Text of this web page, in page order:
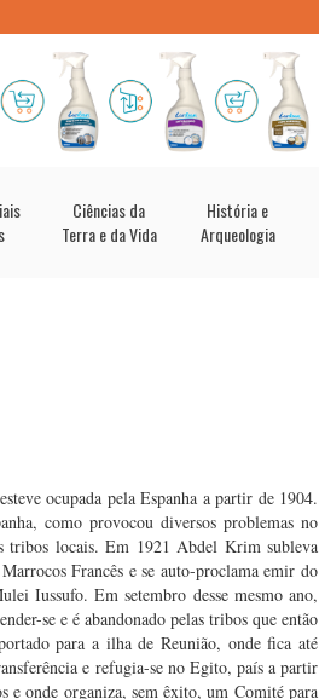
Ciências da
Terra e da Vida
História e
Arqueologia
ocupada pela Espanha a partir de 1904.
como provocou diversos problemas no
tribos locais. Em 1921 Abdel Krim subleva
Francês e se auto-proclama emir do
Iussufo. Em setembro desse mesmo ano,
se e é abandonado pelas tribos que então
para a ilha de Reunião, onde fica até
e refugia-se no Egito, país a partir
e onde organiza, sem êxito, um Comité para